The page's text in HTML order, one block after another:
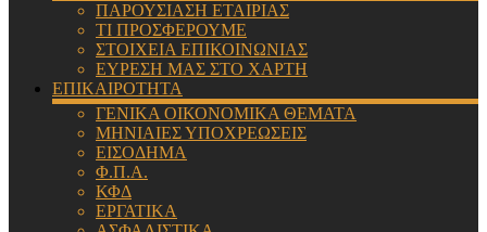
ΠΑΡΟΥΣΙΑΣΗ ΕΤΑΙΡΙΑΣ
ΤΙ ΠΡΟΣΦΕΡΟΥΜΕ
ΣΤΟΙΧΕΙΑ ΕΠΙΚΟΙΝΩΝΙΑΣ
ΕΥΡΕΣΗ ΜΑΣ ΣΤΟ ΧΑΡΤΗ
ΕΠΙΚΑΙΡΟΤΗΤΑ
ΓΕΝΙΚΑ ΟΙΚΟΝΟΜΙΚΑ ΘΕΜΑΤΑ
ΜΗΝΙΑΙΕΣ ΥΠΟΧΡΕΩΣΕΙΣ
ΕΙΣΟΔΗΜΑ
Φ.Π.Α.
ΚΦΔ
ΕΡΓΑΤΙΚΑ